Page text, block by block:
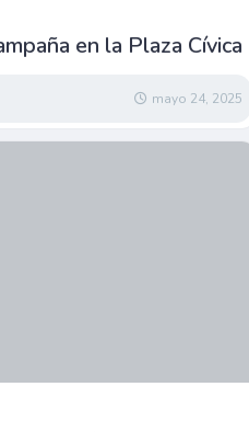
campaña en la Plaza Cívica
mayo 24, 2025